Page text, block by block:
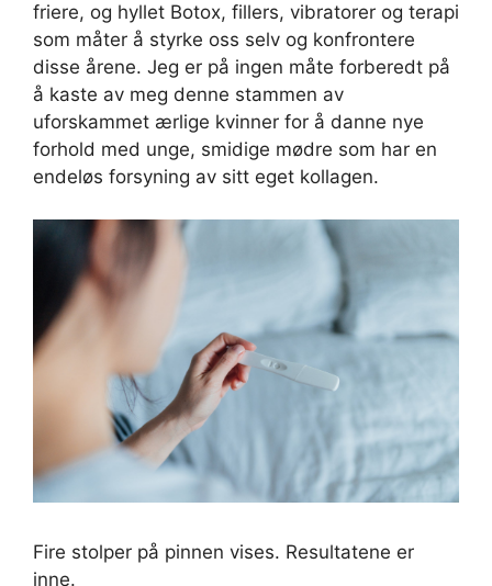
friere, og hyllet Botox, fillers, vibratorer og terapi
som måter å styrke oss selv og konfrontere
disse årene. Jeg er på ingen måte forberedt på
å kaste av meg denne stammen av
uforskammet ærlige kvinner for å danne nye
forhold med unge, smidige mødre som har en
endeløs forsyning av sitt eget kollagen.
Fire stolper på pinnen vises. Resultatene er
inne.